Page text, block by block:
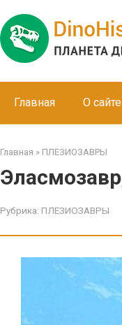
Главная О сайте
Главная » ПЛЕЗИОЗАВРЫ
Рубрика: ПЛЕЗИОЗАВРЫ